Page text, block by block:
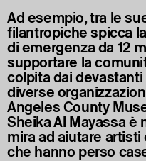
Ad esempio, tra le
filantropiche spicca
di emergenza da 12
supportare la
colpita dai
diverse
Angeles County
Sheika Al Mayassa
mira ad aiutare
che hanno perso